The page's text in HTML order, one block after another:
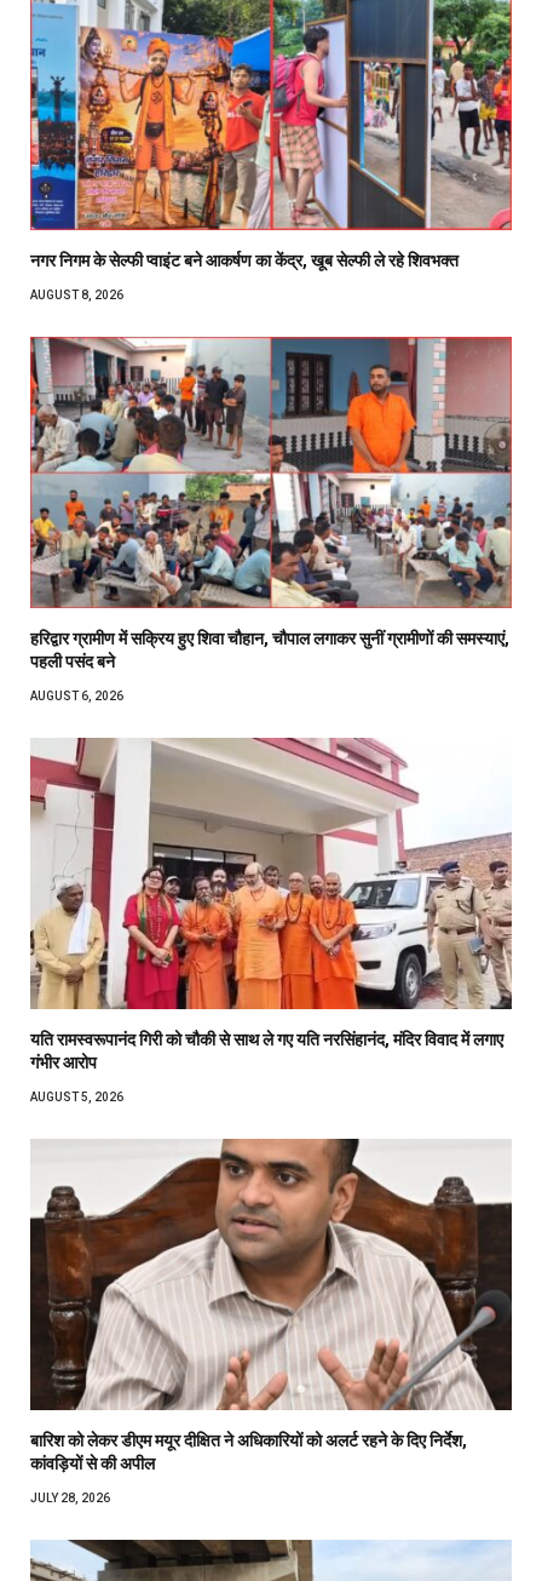
नगर निगम के सेल्फी प्वाइंट बने आकर्षण का केंद्र, खूब सेल्फी ले रहे शिवभक्त
AUGUST 8, 2026
हरिद्वार ग्रामीण में सक्रिय हुए शिवा चौहान, चौपाल लगाकर सुनीं ग्रामीणों की समस्याएं,
पहली पसंद बने
AUGUST 6, 2026
यति रामस्वरूपानंद गिरी को चौकी से साथ ले गए यति नरसिंहानंद, मंदिर विवाद में लगाए
गंभीर आरोप
AUGUST 5, 2026
बारिश को लेकर डीएम मयूर दीक्षित ने अधिकारियों को अलर्ट रहने के दिए निर्देश,
कांवड़ियों से की अपील
JULY 28, 2026